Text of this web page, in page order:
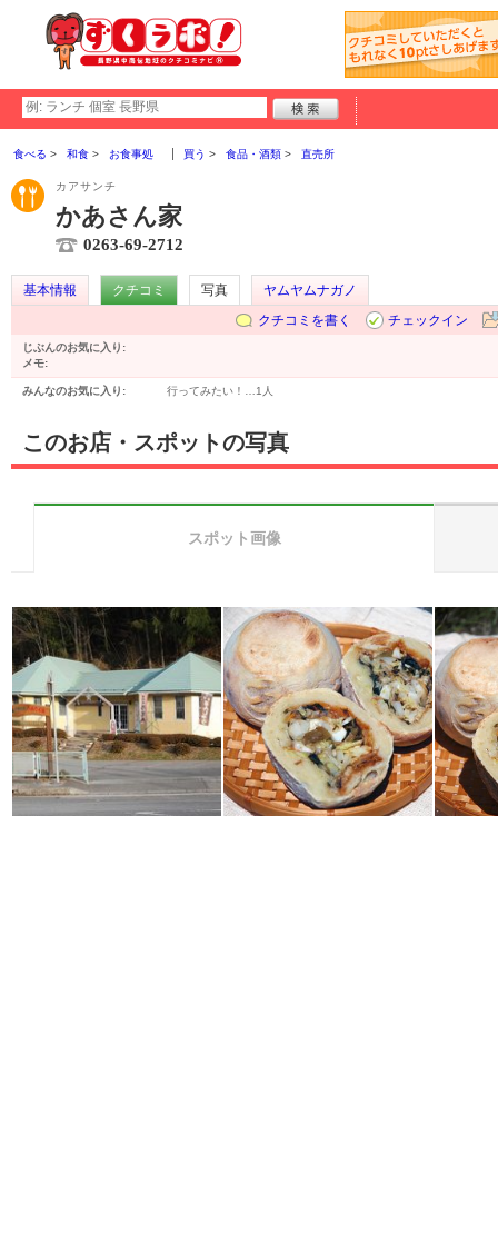
食べる 和食 お食事処 買う 食品・酒類 直売所
カアサンチ
かあさん家
0263-69-2712
基本情報 クチコミ 写真
ヤムヤムナガノ
クチコミを書く
チェックイン
じぶんのお気に入り:
メモ:
みんなのお気に入り: 行ってみたい！… 1人
このお店・スポットの写真
スポット画像